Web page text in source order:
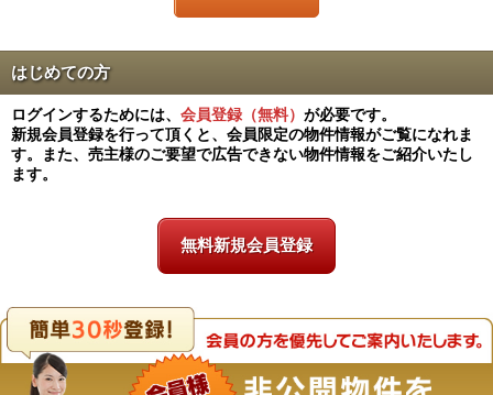
はじめての方
ログインするためには、 会員登録（無料） が必要です。
新規会員登録を行って頂くと、会員限定の物件情報がご覧になれま
す。また、売主様のご要望で広告できない物件情報をご紹介いたし
ます。
無料新規会員登録